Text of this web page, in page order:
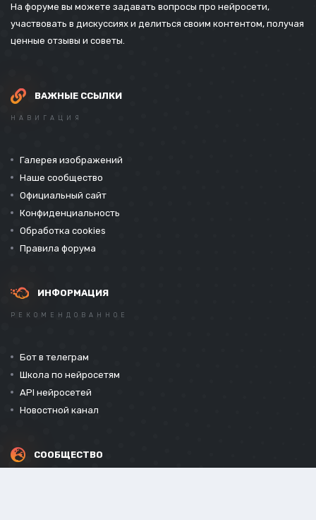
На форуме вы можете задавать вопросы про нейросети,
участвовать в дискуссиях и делиться своим контентом, получая
ценные отзывы и советы.
ВАЖНЫЕ ССЫЛКИ
НАВИГАЦИЯ
Галерея изображений
Наше сообщество
Официальный сайт
Конфиденциальность
Обработка cookies
Правила форума
ИНФОРМАЦИЯ
РЕКОМЕНДОВАННОЕ
Бот в телеграм
Школа по нейросетям
API нейросетей
Новостной канал
СООБЩЕСТВО